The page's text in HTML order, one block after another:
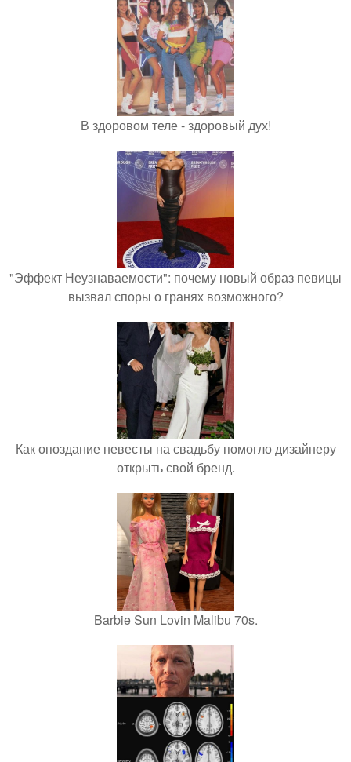
В здоровом теле - здоровый дух!
"Эффект Неузнаваемости": почему новый образ певицы
вызвал споры о гранях возможного?
Как опоздание невесты на свадьбу помогло дизайнеру
открыть свой бренд.
Barbie Sun Lovin Malibu 70s.